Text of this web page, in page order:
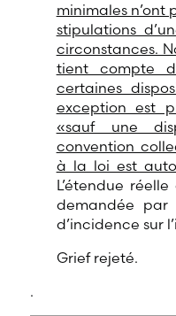
minimales n’ont
stipulations
circonstances.
tient compte
certaines
exception est
«sauf une
convention
à la loi est
L’étendue
demandée par
d’incidence sur
Grief rejeté.
.